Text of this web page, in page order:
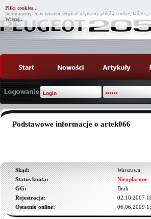
Pliki cookies...
Informujemy, że w naszym serwisie używamy plików cookie, które są
Więcej...
Podstawowe informacje o artek066
Skąd:
Warszawa
Status konta:
Nieopłacone
GG:
Brak
Rejestracja:
02.10.2007
Ostatnio online:
06.06.2009